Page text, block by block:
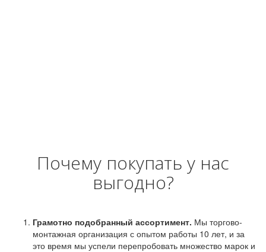
Почему покупать у нас
выгодно?
Грамотно подобранный ассортимент. Мы торгово-
монтажная организация с опытом работы 10 лет, и за
это время мы успели перепробовать множество марок и